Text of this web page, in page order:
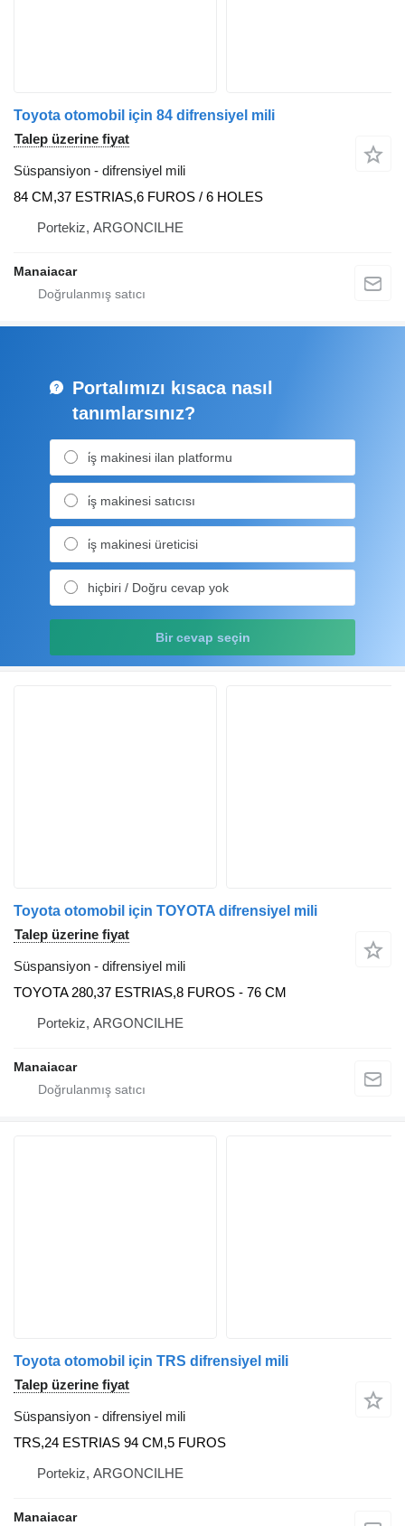
Toyota otomobil için 84 difrensiyel mili
Talep üzerine fiyat
Süspansiyon - difrensiyel mili
84 CM,37 ESTRIAS,6 FUROS / 6 HOLES
Portekiz, ARGONCILHE
Manaiacar
Portalımızı kısaca nasıl
tanımlarsınız?
i̇ş makinesi ilan platformu
i̇ş makinesi satıcısı
i̇ş makinesi üreticisi
hiçbiri / Doğru cevap yok
Bir cevap seçin
Toyota otomobil için TOYOTA difrensiyel mili
Talep üzerine fiyat
Süspansiyon - difrensiyel mili
TOYOTA 280,37 ESTRIAS,8 FUROS - 76 CM
Portekiz, ARGONCILHE
Manaiacar
Toyota otomobil için TRS difrensiyel mili
Talep üzerine fiyat
Süspansiyon - difrensiyel mili
TRS,24 ESTRIAS 94 CM,5 FUROS
Portekiz, ARGONCILHE
Manaiacar